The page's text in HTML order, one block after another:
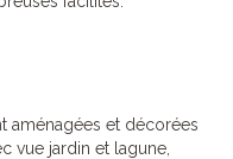
aménagées et décorées
vue jardin et lagune,